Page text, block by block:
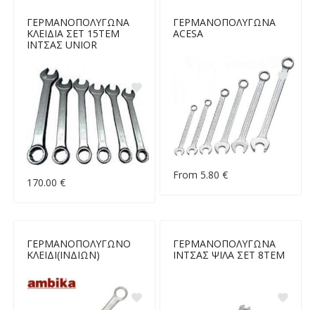
ΓΕΡΜΑΝΟΠΟΛΥΓΩΝΑ
ΚΛΕΙΔΙΑ ΣΕΤ 15ΤΕΜ
ΙΝΤΣΑΣ UNIOR
170.00 €
ΓΕΡΜΑΝΟΠΟΛΥΓΩΝΑ
ACESA
From 5.80 €
ΓΕΡΜΑΝΟΠΟΛΥΓΩΝΟ
ΚΛΕΙΔΙ(ΙΝΔΙΩΝ)
ΓΕΡΜΑΝΟΠΟΛΥΓΩΝΑ
ΙΝΤΣΑΣ ΨΙΛΑ ΣΕΤ 8ΤΕΜ